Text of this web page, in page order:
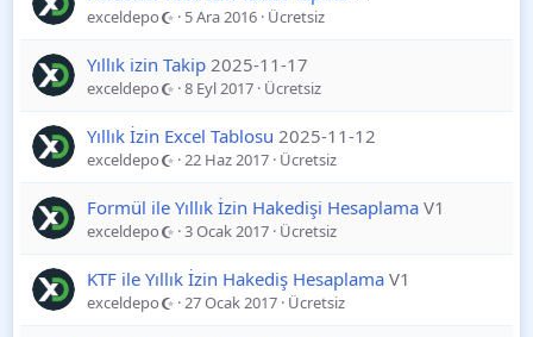
exceldepo 5 Ara 2016 Ücretsiz
Yıllık izin Takip 2025-11-17
exceldepo 8 Eyl 2017 Ücretsiz
Yıllık İzin Excel Tablosu 2025-11-12
exceldepo 22 Haz 2017 Ücretsiz
Formül ile Yıllık İzin Hakedişi Hesaplama V1
exceldepo 3 Ocak 2017 Ücretsiz
KTF ile Yıllık İzin Hakediş Hesaplama V1
exceldepo 27 Ocak 2017 Ücretsiz